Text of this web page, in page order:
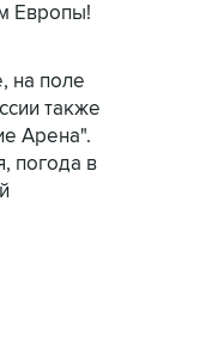
Европы!
на поле
также
Арена".
погода в